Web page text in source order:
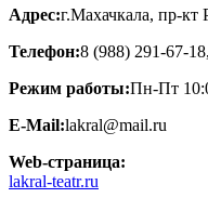
Адрес:г.Махачкала, пр-кт
Телефон:8 (988) 291-67-
Режим работы:Пн-Пт
E-Mail:lakral@mail.ru
Web-страница:
lakral-teatr.ru